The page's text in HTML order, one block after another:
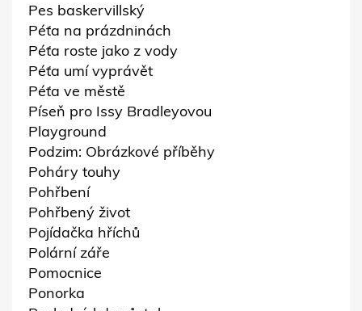
Pes baskervillský
Péťa na prázdninách
Péťa roste jako z vody
Péťa umí vyprávět
Péťa ve městě
Píseň pro Issy Bradleyovou
Playground
Podzim: Obrázkové příběhy
Poháry touhy
Pohřbení
Pohřbený život
Pojídačka hříchů
Polární záře
Pomocnice
Ponorka